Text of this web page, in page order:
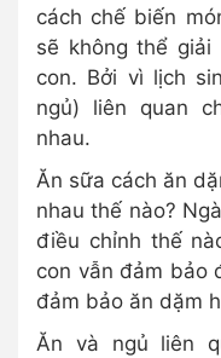
cách chế biến
sẽ không thể giải
con. Bởi vì lịch
ngủ) liên quan
nhau.
Ăn sữa cách ăn
nhau thế nào?
điều chỉnh thế
con vẫn đảm bảo
đảm bảo ăn dặm
Ăn và ngủ liên